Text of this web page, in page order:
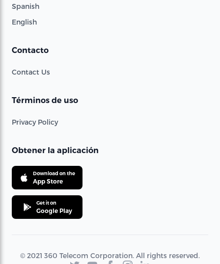
Spanish
English
Contacto
Contact Us
Términos de uso
Privacy Policy
Obtener la aplicación
Download on the
App Store
Get it on
Google Play
© 2021 360 Telecom Corporation. All rights reserved.